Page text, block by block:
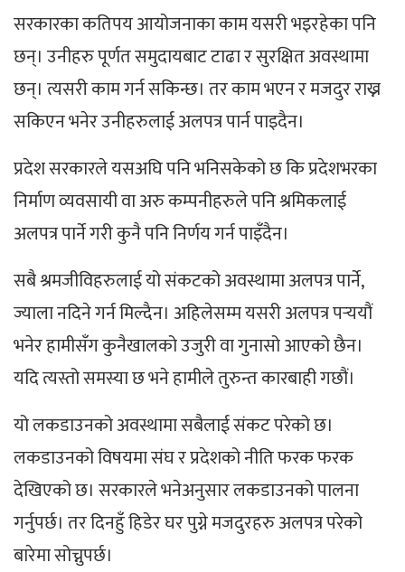
सरकारका कतिपय आयोजनाका काम यसरी भइरहेका पनि
छन्। उनीहरु पूर्णत समुदायबाट टाढा र सुरक्षित अवस्थामा
छन्। त्यसरी काम गर्न सकिन्छ। तर काम भएन र मजदुर राख्न
सकिएन भनेर उनीहरुलाई अलपत्र पार्न पाइदैन।
प्रदेश सरकारले यसअघि पनि भनिसकेको छ कि प्रदेशभरका
निर्माण व्यवसायी वा अरु कम्पनीहरुले पनि श्रमिकलाई
अलपत्र पार्ने गरी कुनै पनि निर्णय गर्न पाइँदैन।
सबै श्रमजीविहरुलाई यो संकटको अवस्थामा अलपत्र पार्ने,
ज्याला नदिने गर्न मिल्दैन। अहिलेसम्म यसरी अलपत्र पर्‍ययौं
भनेर हामीसँग कुनैखालको उजुरी वा गुनासो आएको छैन।
यदि त्यस्तो समस्या छ भने हामीले तुरुन्त कारबाही गछौं।
यो लकडाउनको अवस्थामा सबैलाई संकट परेको छ।
लकडाउनको विषयमा संघ र प्रदेशको नीति फरक फरक
देखिएको छ। सरकारले भनेअनुसार लकडाउनको पालना
गर्नुपर्छ। तर दिनहुँ हिडेर घर पुग्ने मजदुरहरु अलपत्र परेको
बारेमा सोच्नुपर्छ।